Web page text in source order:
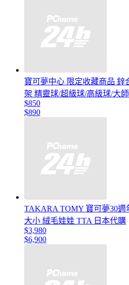
寶可夢中心 限定收藏商品 鋅
架 精靈球/超級球/高級球/大
$850
$890
TAKARA TOMY 寶可夢30週
大小 絨毛娃娃 TTA 日本代購
$3,980
$6,900